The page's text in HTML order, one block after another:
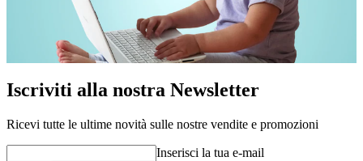
Iscriviti alla nostra Newsletter
Ricevi tutte le ultime novità sulle nostre vendite e promozioni
Inserisci la tua e-mail